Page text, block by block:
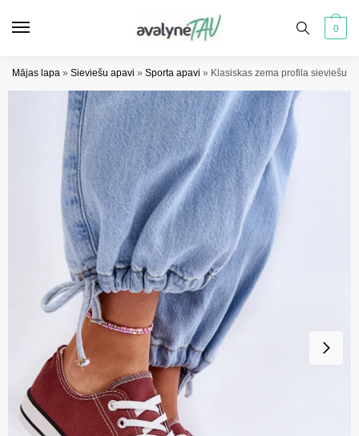
0
Mājas lapa » Sieviešu apavi » Sporta apavi » Klasiskas zema profila sieviešu